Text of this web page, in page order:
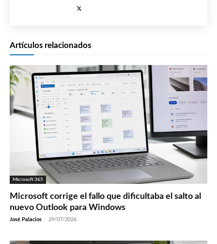
Artículos relacionados
Microsoft 365
Microsoft corrige el fallo que dificultaba el salto al
nuevo Outlook para Windows
José Palacios - 29/07/2026